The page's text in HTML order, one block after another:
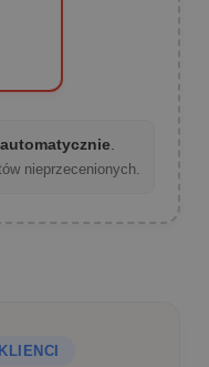
automatycznie.
nieprzecenionych.